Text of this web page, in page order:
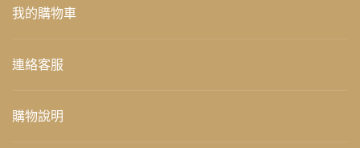
我的購物車
連絡客服
購物說明